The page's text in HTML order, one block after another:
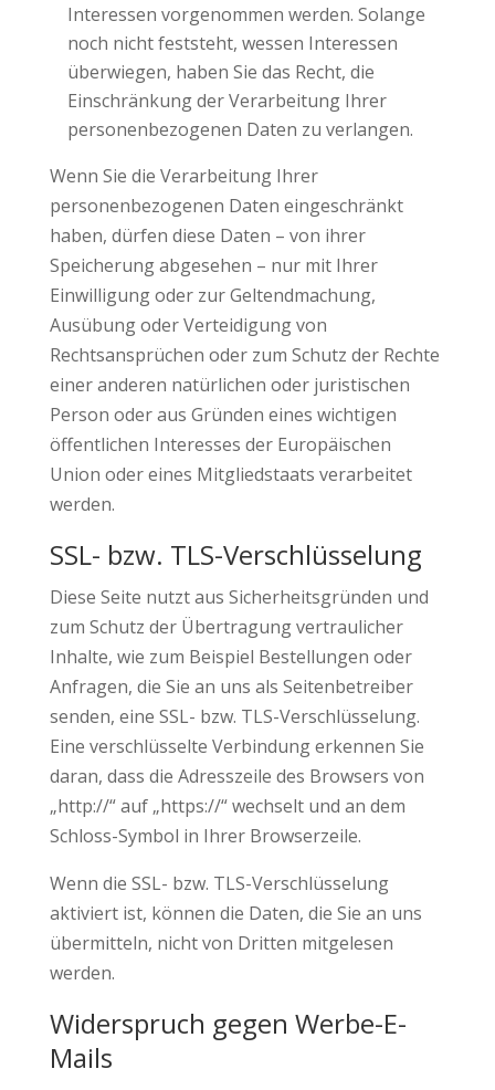
Interessen vorgenommen werden. Solange
noch nicht feststeht, wessen Interessen
überwiegen, haben Sie das Recht, die
Einschränkung der Verarbeitung Ihrer
personenbezogenen Daten zu verlangen.
Wenn Sie die Verarbeitung Ihrer
personenbezogenen Daten eingeschränkt
haben, dürfen diese Daten – von ihrer
Speicherung abgesehen – nur mit Ihrer
Einwilligung oder zur Geltendmachung,
Ausübung oder Verteidigung von
Rechtsansprüchen oder zum Schutz der Rechte
einer anderen natürlichen oder juristischen
Person oder aus Gründen eines wichtigen
öffentlichen Interesses der Europäischen
Union oder eines Mitgliedstaats verarbeitet
werden.
SSL- bzw. TLS-Verschlüsselung
Diese Seite nutzt aus Sicherheitsgründen und
zum Schutz der Übertragung vertraulicher
Inhalte, wie zum Beispiel Bestellungen oder
Anfragen, die Sie an uns als Seitenbetreiber
senden, eine SSL- bzw. TLS-Verschlüsselung.
Eine verschlüsselte Verbindung erkennen Sie
daran, dass die Adresszeile des Browsers von
„http://“ auf „https://“ wechselt und an dem
Schloss-Symbol in Ihrer Browserzeile.
Wenn die SSL- bzw. TLS-Verschlüsselung
aktiviert ist, können die Daten, die Sie an uns
übermitteln, nicht von Dritten mitgelesen
werden.
Widerspruch gegen Werbe-E-
Mails